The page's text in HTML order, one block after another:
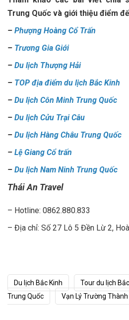
Trung Quốc và giới thiệu điểm
– Phượng Hoàng Cổ Trấn
– Trương Gia Giới
– Du lịch Thượng Hải
– TOP địa điểm du lịch Bắc Kinh
– Du lịch Côn Minh Trung Quốc
– Du lịch Cửu Trại Câu
– Du lịch Hàng Châu Trung Quốc
– Lệ Giang Cổ trấn
– Du lịch Nam Ninh Trung Quốc
Thái An Travel
– Hotline: 0862.880.833
– Địa chỉ: Số 27 Lô 5 Đền Lừ 2,
Du lịch Bắc Kinh Tour du lịch
Trung Quốc
Vạn Lý Trường Thành